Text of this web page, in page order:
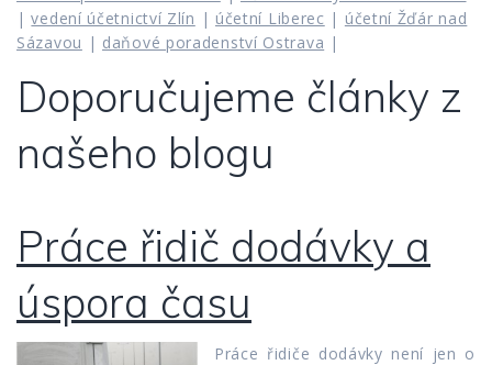
|vedení účetnictví Zlín | účetní Liberec | účetní Žďár nad
Sázavou | daňové poradenství Ostrava |
Doporučujeme články z
našeho blogu
Práce řidič dodávky a
úspora času
Práce řidiče dodávky není jen o